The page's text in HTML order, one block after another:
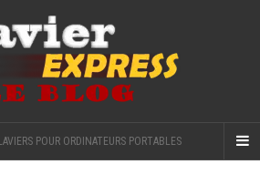
POUR ORDINATEURS PORTABLES